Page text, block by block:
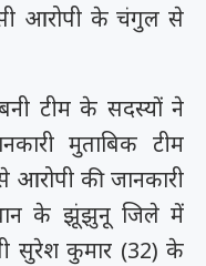
आरोपी के चंगुल से
टीम के सदस्यों ने
मुताबिक टीम
आरोपी की जानकारी
के झूंझुनू जिले में
सुरेश कुमार (32) के